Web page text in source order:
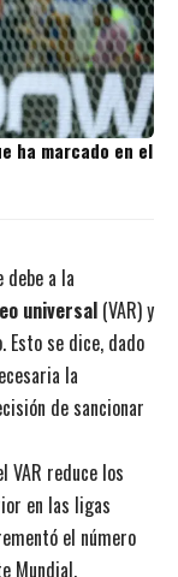
ha marcado en el
a la
universal (VAR) y
Esto se dice, dado
la
de sancionar
VAR reduce los
en las ligas
el número
Mundial.